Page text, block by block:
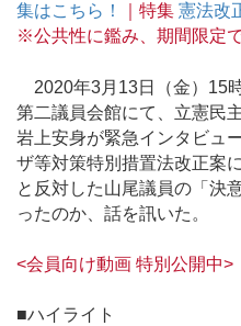
集はこちら！
｜特集 憲法改
※公共性に鑑み、期間限定
2020年3月13日（金）15
第二議員会館にて、立憲民
岩上安身が緊急インタビュ
ザ等対策特別措置法改正案
と反対した山尾議員の「決
ったのか、話を訊いた。
<会員向け動画 特別公開中>
■ハイライト